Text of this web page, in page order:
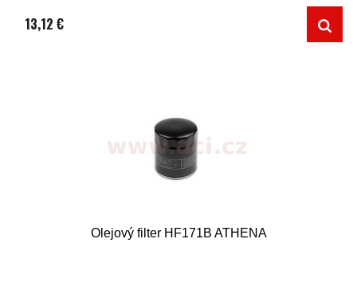
13,12 €
Olejový filter HF171B ATHENA